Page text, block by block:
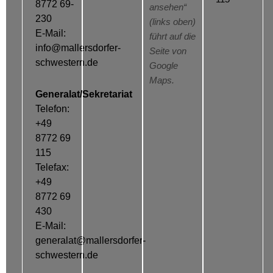
8772 69-
230
E-Mail:
info@mallersdorfer-
schwestern.de
Generalat/Sekretariat
Telefon:
+49
8772 69
115
Telefax:
+49
8772 69
430
E-Mail:
generalat@mallersdorfer-
schwestern.de
ansehen“
(links oben)
führt auf die
Seite von
Google
Maps.